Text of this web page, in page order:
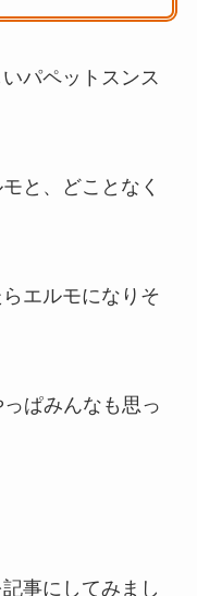
パペットスンス
と、どことなく
エルモになりそ
ぱみんなも思っ
事にしてみまし